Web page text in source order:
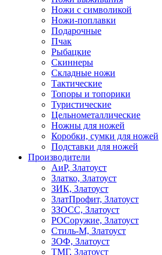
Ножи с символикой
Ножи-поплавки
Подарочные
Пчак
Рыбацкие
Скиннеры
Складные ножи
Тактические
Топоры и топорики
Туристические
Цельнометаллические
Ножны для ножей
Коробки, сумки для ножей
Подставки для ножей
Производители
АиР, Златоуст
Златко, Златоуст
ЗИК, Златоуст
ЗлатПрофит, Златоуст
ЗЗОСС, Златоуст
РОСоружие, Златоуст
Стиль-М, Златоуст
ЗОФ, Златоуст
ТМГ, Златоуст